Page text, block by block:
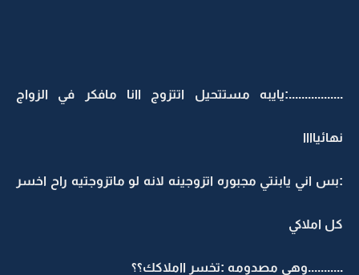
.................:يايبه مستتحيل اتتزوج اانا مافكر في الزواج
نهائياااا
:بس اني يابنتي مجبوره اتزوجينه لانه لو ماتزوجتيه راح اخسر
كل املاكي
...........وهي مصدومه :تخسر ااملاكك؟؟